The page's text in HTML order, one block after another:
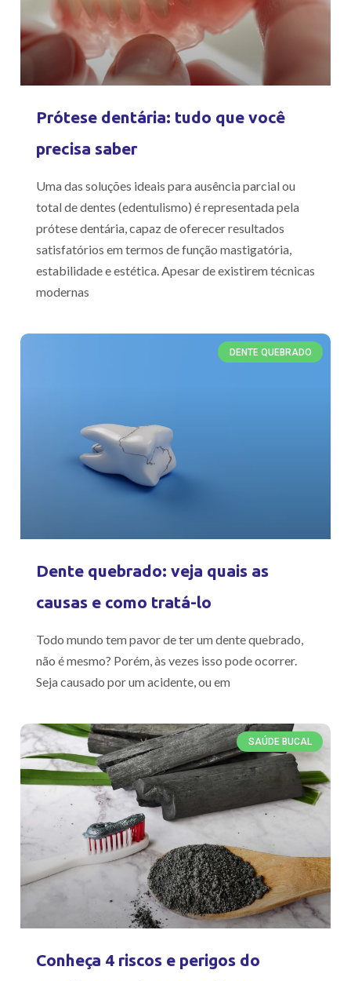
Prótese dentária: tudo que você
precisa saber
Uma das soluções ideais para ausência parcial ou
total de dentes (edentulismo) é representada pela
prótese dentária, capaz de oferecer resultados
satisfatórios em termos de função mastigatória,
estabilidade e estética. Apesar de existirem técnicas
modernas
DENTE QUEBRADO
Dente quebrado: veja quais as
causas e como tratá-lo
Todo mundo tem pavor de ter um dente quebrado,
não é mesmo? Porém, às vezes isso pode ocorrer.
Seja causado por um acidente, ou em
SAÚDE BUCAL
Conheça 4 riscos e perigos do